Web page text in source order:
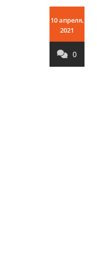
10 апреля,
2021
0